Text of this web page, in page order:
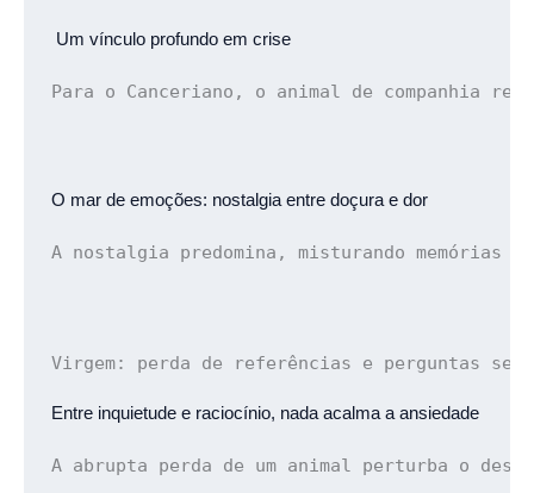
Um vínculo profundo em crise
Para o Canceriano, o animal de companhia
O mar de emoções: nostalgia entre doçura e dor
A nostalgia predomina, misturando
Virgem: perda de referências e perguntas sem
Entre inquietude e raciocínio, nada acalma a ansiedade
A abrupta perda de um animal perturba o